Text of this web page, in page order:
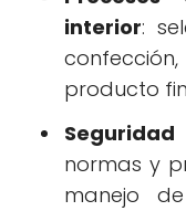
interior:
producto
normas y
manejo